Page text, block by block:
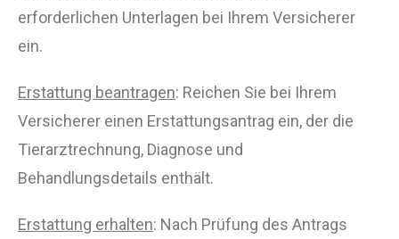
erforderlichen Unterlagen bei Ihrem Versicherer
ein.
Erstattung beantragen: Reichen Sie bei Ihrem
Versicherer einen Erstattungsantrag ein, der die
Tierarztrechnung, Diagnose und
Behandlungsdetails enthält.
Erstattung erhalten: Nach Prüfung des Antrags